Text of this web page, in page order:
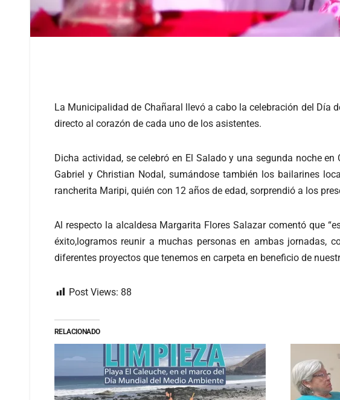
La Municipalidad de Chañaral llevó a cabo la celebración del Día
directo al corazón de cada uno de los asistentes.
Dicha actividad, se celebró en El Salado y una segunda noche
Gabriel y Christian Nodal, sumándose también los bailarines
rancherita Maripi, quién con 12 años de edad, sorprendió a los
Al respecto la alcaldesa Margarita Flores Salazar comentó que
éxito,logramos reunir a muchas personas en ambas jornadas,
diferentes proyectos que tenemos en carpeta en beneficio de
Post Views: 88
RELACIONADO